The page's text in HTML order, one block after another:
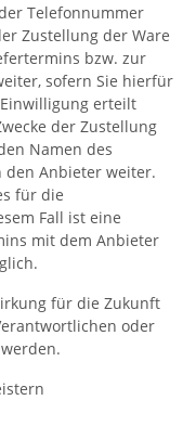
Telefonnummer
Zustellung der Ware
bzw. zur
sofern Sie hierfür
erteilt
der Zustellung
Namen des
den Anbieter weiter.
für die
Fall ist eine
mit dem Anbieter
für die Zukunft
oder